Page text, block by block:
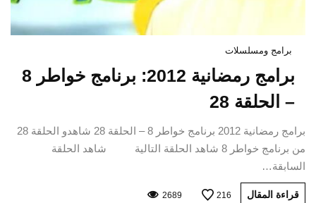
برامج ومسلسلات
برامج رمضانية 2012: برنامج خواطر 8
– الحلقة 28
برامج رمضانية 2012 برنامج خواطر 8 – الحلقة 28 شاهدو الحلقة 28
من برنامج خواطر 8 شاهد الحلقة التالية شاهد الحلقة
السابقة…
قراءة المقال 216
2689